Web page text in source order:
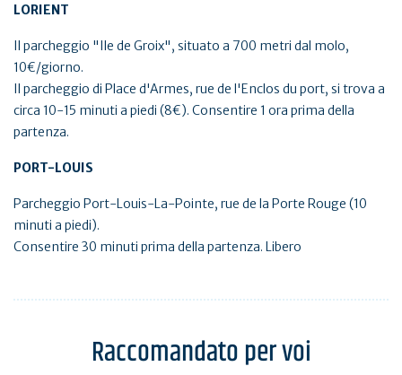
LORIENT
Il parcheggio "Ile de Groix", situato a 700 metri dal molo,
10€/giorno.
Il parcheggio di Place d'Armes, rue de l'Enclos du port, si trova a
circa 10-15 minuti a piedi (8€). Consentire 1 ora prima della
partenza.
PORT-LOUIS
Parcheggio Port-Louis-La-Pointe, rue de la Porte Rouge (10
minuti a piedi).
Consentire 30 minuti prima della partenza. Libero
Raccomandato per voi